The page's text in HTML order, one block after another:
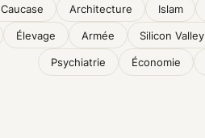
Caucase Architecture Islam
Élevage Armée Silicon Valley
Psychiatrie Économie